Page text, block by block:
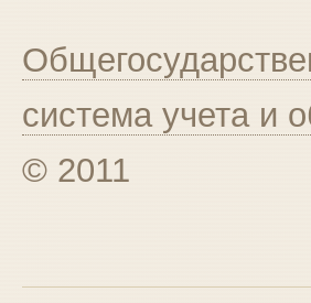
система учета и
© 2011